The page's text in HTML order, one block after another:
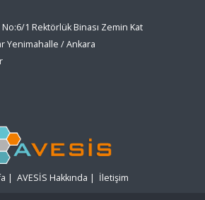
1 Rektörlük Binası Zemin Kat
Yenimahalle / Ankara
| AVESİS Hakkında | İletişim